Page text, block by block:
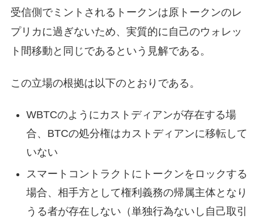
受信側でミントされるトークンは原トークンのレ
プリカに過ぎないため、実質的に自己のウォレッ
ト間移動と同じであるという見解である。
この立場の根拠は以下のとおりである。
WBTCのようにカストディアンが存在する場
合、BTCの処分権はカストディアンに移転して
いない
スマートコントラクトにトークンをロックする
場合、相手方として権利義務の帰属主体となり
うる者が存在しない（単独行為ないし自己取引